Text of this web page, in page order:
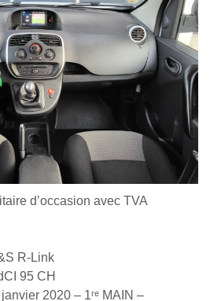
d’occasion avec TVA
R-Link
95 CH
2020 – 1ʳᵉ MAIN –